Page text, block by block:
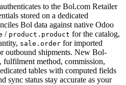
to the Bol.com Retailer
stored on a dedicated
Bol data against native Odoo
/ product.product for the catalog,
sale.order for imported
outbound shipments. New Bol-
method, commission,
tables with computed fields
sync status stay accurate as your